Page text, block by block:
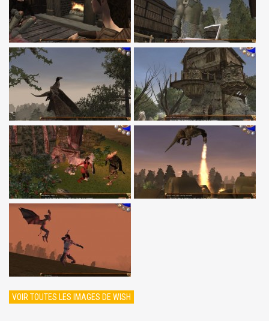
VOIR TOUTES LES IMAGES DE WISH